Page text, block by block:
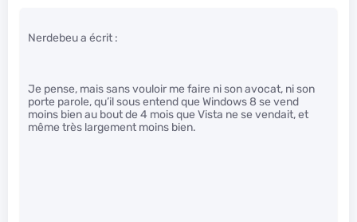
Nerdebeu a écrit :
Je pense, mais sans vouloir me faire ni son avocat, ni son
porte parole, qu’il sous entend que Windows 8 se vend
moins bien au bout de 4 mois que Vista ne se vendait, et
même très largement moins bien.